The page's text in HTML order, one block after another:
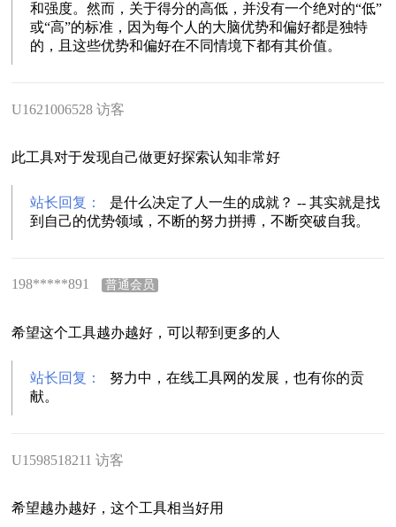
和强度。然而，关于得分的高低，并没有一个绝对的“低”
或“高”的标准，因为每个人的大脑优势和偏好都是独特
的，且这些优势和偏好在不同情境下都有其价值。
U1621006528 访客
此工具对于发现自己做更好探索认知非常好
站长回复：
是什么决定了人一生的成就？ -- 其实就是找
到自己的优势领域，不断的努力拼搏，不断突破自我。
198*****891 普通会员
希望这个工具越办越好，可以帮到更多的人
站长回复：
努力中，在线工具网的发展，也有你的贡
献。
U1598518211 访客
希望越办越好，这个工具相当好用